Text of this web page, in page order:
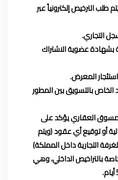
الترخيص إلكترونياً عبر
التجاري.
بشهادة عضوية الاشتراك
المعرض.
بالتسويق بين المطور
العقاري يؤكد على
أو توقيع أي عقود (ويتم
التجارية داخل المملكة)
بالتراخيص الداخلي، وهي